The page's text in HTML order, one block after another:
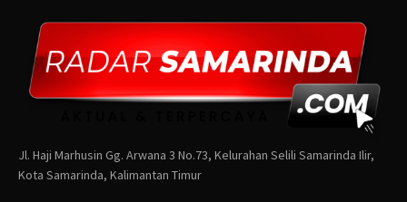
Jl. Haji Marhusin Gg. Arwana 3 No.73, Kelurahan Selili Samarinda Ilir,
Kota Samarinda, Kalimantan Timur